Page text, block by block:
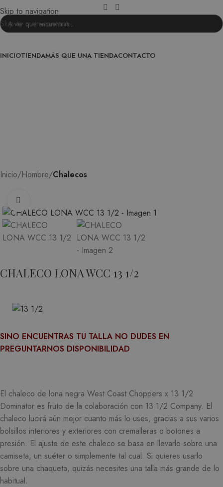
Skip to navigation
Skip to main content
INICIOTIENDAMÁS QUE UNA TIENDACONTACTO
Inicio Hombre Chalecos
CHALECO LONA WCC 13 1/2
SINO ENCUENTRAS TU TALLA NO DUDES EN
PREGUNTARNOS DISPONIBILIDAD
El chaleco de lona negra West Coast Choppers x 13 1/2
Dominator es fruto de la colaboración con 13 1/2 Company. El
chaleco lucirá aún mejor cuanto más lo uses, gracias a sus varios
bolsillos interiores y exteriores con cremalleras o botones a
presión. El ajuste de este chaleco se basa en llevarlo sobre una
camiseta, un suéter o simplemente tal cual. Si quieres usarlo
sobre una chaqueta, quizás necesites una talla más grande de lo
habitual.